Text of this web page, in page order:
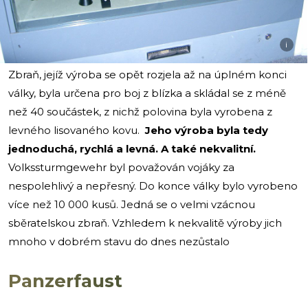
i
Zbraň, jejíž výroba se opět rozjela až na úplném konci
války, byla určena pro boj z blízka a skládal se z méně
než 40 součástek, z nichž polovina byla vyrobena z
levného lisovaného kovu.Jeho výroba byla tedy
jednoduchá, rychlá a levná. A také nekvalitní.
Volkssturmgewehr byl považován vojáky za
nespolehlivý a nepřesný. Do konce války bylo vyrobeno
více než 10 000 kusů. Jedná se o velmi vzácnou
sběratelskou zbraň. Vzhledem k nekvalitě výroby jich
mnoho v dobrém stavu do dnes nezůstalo
Panzerfaust